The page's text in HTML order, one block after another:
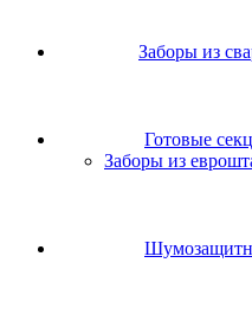
Заборы из
Готовые
Заборы из